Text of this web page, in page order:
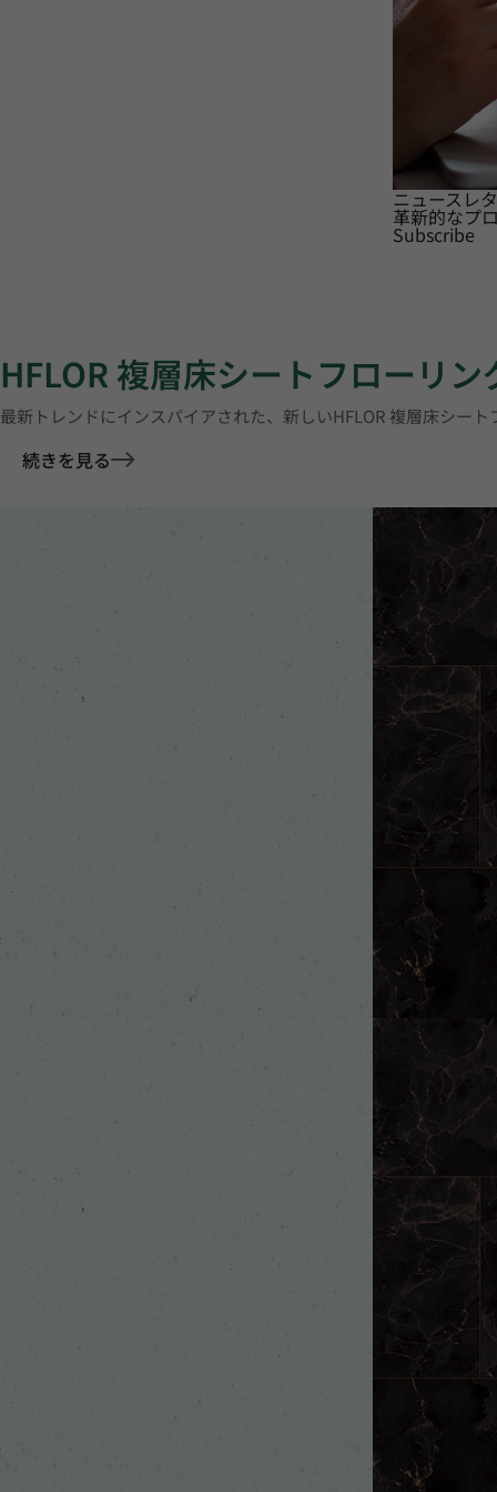
ニュースレ
革新的なプ
Subscribe
HFLOR 複層床シートフローリン
最新トレンドにインスパイアされた、新しいHFLOR 複層床シー
続きを見る